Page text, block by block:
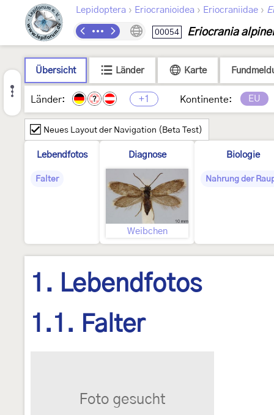
Lepidoptera › Eriocranioidea › Eriocraniidae ›
00054 Eriocrania
Übersicht Länder Karte
Länder: ? +1 Kontinente: EU
Neues Layout der Navigation (Beta Test)
Lebendfotos
Falter
Diagnose
Weibchen
Biologie
Nahrung der
1. Lebendfotos
1.1. Falter